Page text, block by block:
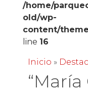
/home/
old/wp-
content/
line 16
Inicio »
“María